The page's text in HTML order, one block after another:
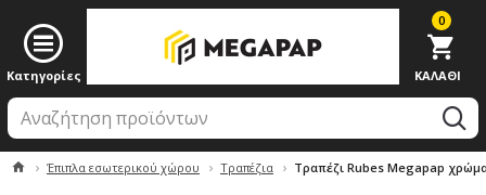
0
Έπιπλα εσωτερικού χώρου Τραπέζια Τραπέζι Rubes Megapap